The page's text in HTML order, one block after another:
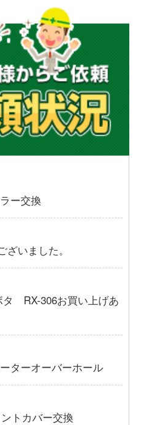
ー交換
いました。
RX-306お買い上げあ
ターオーバーホール
トカバー交換